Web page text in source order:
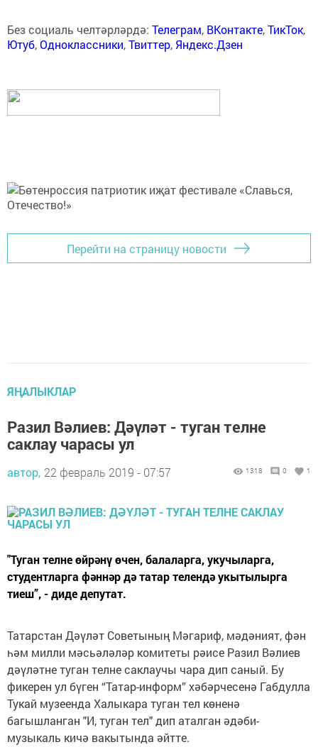
Без социаль челтәрләрдә: Телеграм, ВКонтакте,ТикТок,
Ютуб,Одноклассники,Твиттер, Яндекс.Дзен
Перейти на страницу новости
ЯҢАЛЫКЛАР
Разил Вәлиев: Дәүләт - туган телне
саклау чарасы ул
автор, 22 февраль 2019 - 07:57 1318 0 1
"Туган телне өйрәнү өчен, балаларга, укучыларга,
студентларга фәннәр дә татар телендә укытылырга
тиеш”, - диде депутат.
Татарстан Дәүләт Советының Мәгариф, мәдәният, фән
һәм милли мәсьәләләр комитеты рәисе Разил Вәлиев
дәүләтне туган телне саклаучы чара дип саный. Бу
фикерен ул бүген “Татар-информ” хәбәрчесенә Габдулла
Тукай музеенда Халыкара туган тел көненә
багышланган "И, туган тел" дип аталган әдәби-
музыкаль кичә вакытында әйтте.